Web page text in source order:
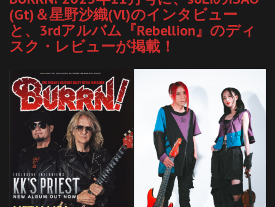
(Gt)＆星野沙織(Vl)のインタビュー
と、3rdアルバム『Rebellion』のディ
スク・レビューが掲載！